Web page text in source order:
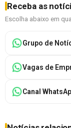
Receba as
Escolha abaixo em
Grupo de
Vagas de
Canal